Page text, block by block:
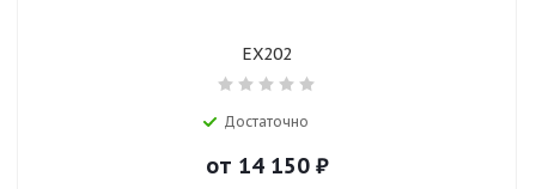
EX202
Достаточно
от 14 150₽